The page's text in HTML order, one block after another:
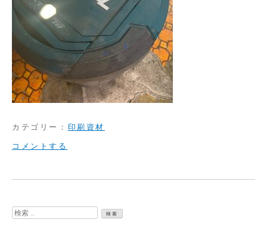
カテゴリー： 印刷資材
コメントする
ボ
ト
検